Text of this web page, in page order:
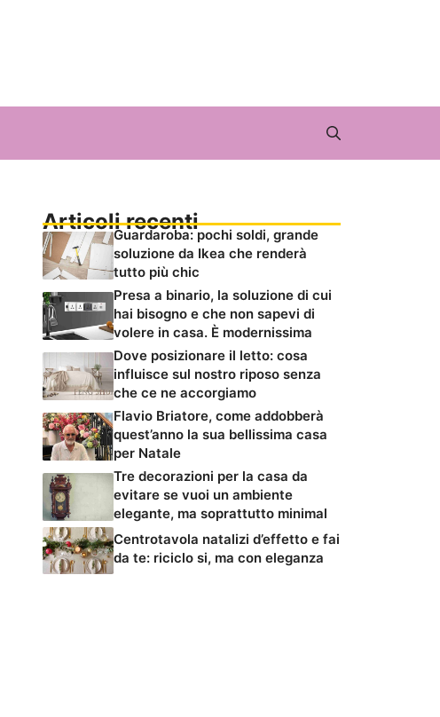
Articoli recenti
Guardaroba: pochi soldi, grande
soluzione da Ikea che renderà
tutto più chic
Presa a binario, la soluzione di cui
hai bisogno e che non sapevi di
volere in casa. È modernissima
Dove posizionare il letto: cosa
influisce sul nostro riposo senza
che ce ne accorgiamo
Flavio Briatore, come addobberà
quest’anno la sua bellissima casa
per Natale
Tre decorazioni per la casa da
evitare se vuoi un ambiente
elegante, ma soprattutto minimal
Centrotavola natalizi d’effetto e fai
da te: riciclo si, ma con eleganza